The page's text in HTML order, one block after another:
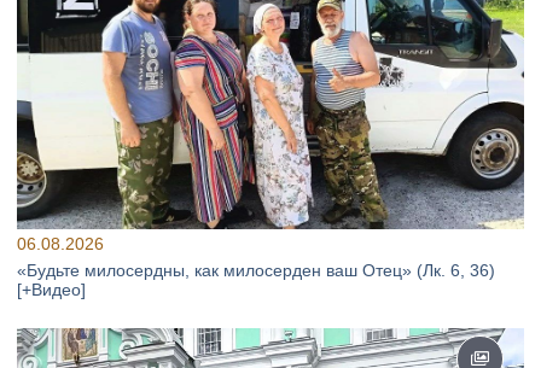
06.08.2026
«Будьте милосердны, как милосерден ваш Отец» (Лк. 6, 36)
[+Видео]